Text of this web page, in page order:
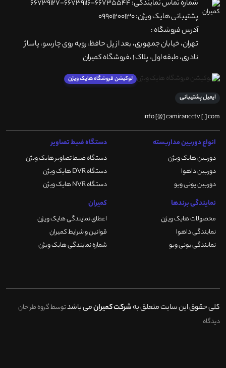
شماره تماس نمایندگی: 66735544-66739116-66739127
پشتیبانی هایک ویژن: 09901200130
آدرس فروشگاه :
تهران، خيابان جمهوری، بعد از پل حافظ،روبه روی چارسو، پاساژ
نادری، طبقه اول، پلاک 1 ،فروشگاه کمیران
لوکیشن فروشگاه هایک ویژن
ایمیل پشتیبانی
info [@] camirancctv [.] com
انواع دوربین مداربسته
دوربین هایک ویژن
دوربین داهوا
دوربین یونی ویو
دستگاه ضبط تصاویر
دستگاه ضبط تصاویر هایک ویژن
دستگاه DVR هایک ویژن
دستگاه NVR هایک ویژن
نمایندگی برندها
محصولات هایک ویژن
نمایندگی داهوا
نمایندگی یونی ویو
کمیران
اعطای نمایندگی هایک ویژن
قوانین و شرایط کمیران
شماره نمایندگی هایک ویژن
کلی حقوق این سایت متعلق بهشرکت کمیرانمی باشدتوسط گروه طراحان
دیدگاه